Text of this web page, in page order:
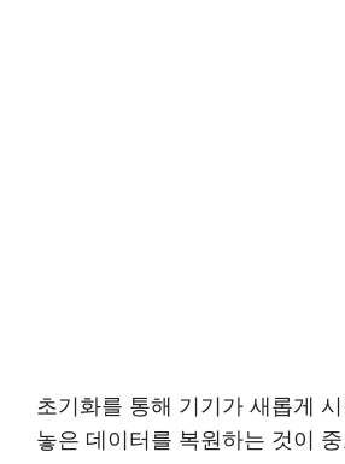
초기화를 통해 기기가 새롭게
놓은 데이터를 복원하는 것이